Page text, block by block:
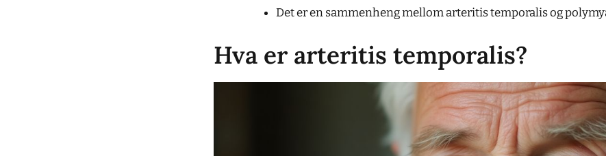
Det er en sammenheng mellom arteritis temporalis og
Hva er arteritis temporalis?